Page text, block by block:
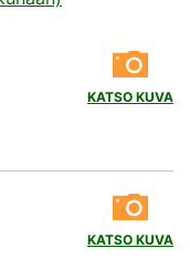
KATSO KUVA
KATSO KUVA